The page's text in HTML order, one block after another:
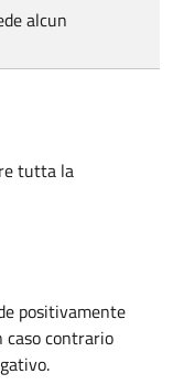
alcun
tutta la
positivamente
caso contrario